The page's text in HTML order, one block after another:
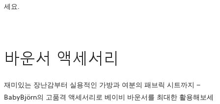
세요.
바운서 액세서리
재미있는 장난감부터 실용적인 가방과 여분의 패브릭 시트까지 –
BabyBjörn의 고품격 액세서리로 베이비 바운서를 최대한 활용해보세